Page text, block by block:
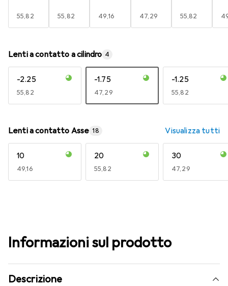
EUR
55,82 EUR
55,82 EUR
49,16 EUR
47,29 EUR
55,82
Lenti a contatto a cilindro 4
-2.25
EUR
55,82
-1.75
EUR
47,29
-1.25
EUR
55,82
Lenti a contatto Asse 18 Visualizza tutti
10
EUR
49,16
20
EUR
55,82
30
EUR
47,29
Informazioni sul prodotto
Descrizione